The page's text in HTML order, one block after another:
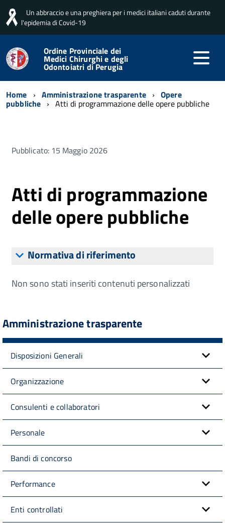
Un abbraccio e una preghiera per i medici italiani caduti durante
l'epidemia di Covid-19
Ordine Provinciale dei
Medici Chirurghi e degli
Odontoiatri di Perugia
Home Amministrazione trasparente Opere
pubbliche Atti di programmazione delle opere pubbliche
Pubblicato: 15 Maggio 2026
Atti di programmazione
delle opere pubbliche
Normativa di riferimento
Non sono stati inseriti contenuti personalizzati
Amministrazione trasparente
Disposizioni Generali
Organizzazione
Consulenti e collaboratori
Personale
Bandi di concorso
Performance
Enti controllati